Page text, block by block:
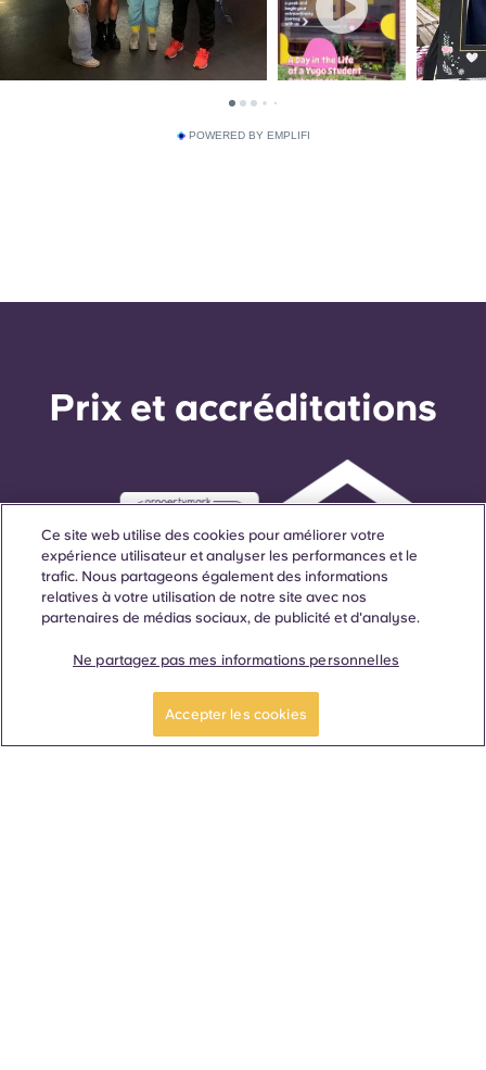
POWERED BY EMPLIFI
Prix ​​et accréditations
Nous nous réjouissons de
Ce site web utilise des cookies pour améliorer votre
expérience utilisateur et analyser les performances et le
trafic. Nous partageons également des informations
relatives à votre utilisation de notre site avec nos
partenaires de médias sociaux, de publicité et d'analyse.
Ne partagez pas mes informations personnelles
Accepter les cookies